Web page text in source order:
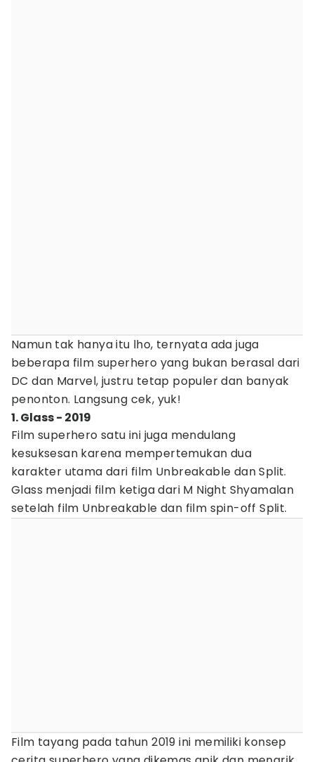
Namun tak hanya itu lho, ternyata ada juga
beberapa film superhero yang bukan berasal dari
DC dan Marvel, justru tetap populer dan banyak
penonton. Langsung cek, yuk!
1. Glass - 2019
Film superhero satu ini juga mendulang
kesuksesan karena mempertemukan dua
karakter utama dari film Unbreakable dan Split.
Glass menjadi film ketiga dari M Night Shyamalan
setelah film Unbreakable dan film spin-off Split.
Film tayang pada tahun 2019 ini memiliki konsep